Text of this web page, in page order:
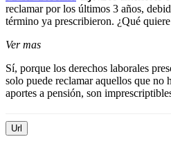
reclamar por los últimos 3 años,
término ya prescribieron. ¿Qué
Ver mas
Sí, porque los derechos laborales
solo puede reclamar aquellos que no
aportes a pensión, son
Url